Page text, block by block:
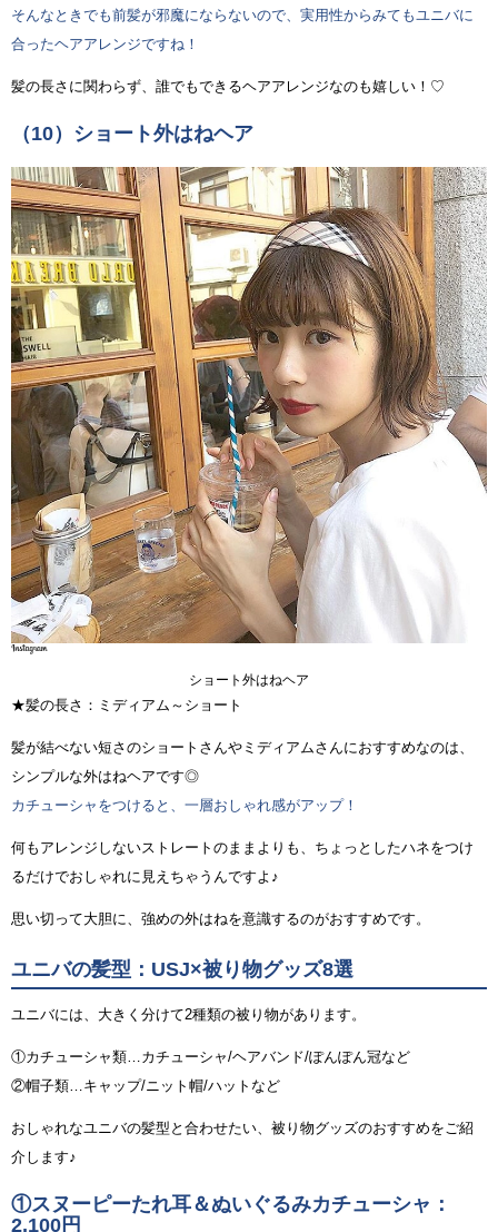
そんなときでも前髪が邪魔にならないので、実用性からみてもユニバに
合ったヘアアレンジですね！
髪の長さに関わらず、誰でもできるヘアアレンジなのも嬉しい！♡
（10）ショート外はねヘア
ショート外はねヘア
★髪の長さ：ミディアム～ショート
髪が結べない短さのショートさんやミディアムさんにおすすめなのは、
シンプルな外はねヘアです◎
カチューシャをつけると、一層おしゃれ感がアップ！
何もアレンジしないストレートのままよりも、ちょっとしたハネをつけ
るだけでおしゃれに見えちゃうんですよ♪
思い切って大胆に、強めの外はねを意識するのがおすすめです。
ユニバの髪型：USJ×被り物グッズ8選
ユニバには、大きく分けて2種類の被り物があります。
①カチューシャ類…カチューシャ/ヘアバンド/ぽんぽん冠など
②帽子類…キャップ/ニット帽/ハットなど
おしゃれなユニバの髪型と合わせたい、被り物グッズのおすすめをご紹
介します♪
①スヌーピーたれ耳＆ぬいぐるみカチューシャ：
2,100円